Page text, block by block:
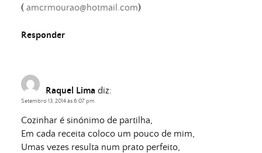
( amcrmourao@hotmail.com)
Responder
Raquel Lima diz:
Setembro 13, 2014 às 6:07 pm
Cozinhar é sinónimo de partilha,
Em cada receita coloco um pouco de mim,
Umas vezes resulta num prato perfeito,